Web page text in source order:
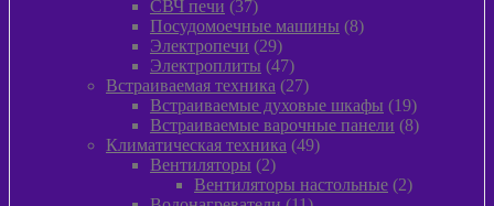
СВЧ печи 3737
товаров
Посудомоечные машины 88
Электропечи 2929
товаров
Электроплиты 4747
товаров
Встраиваемая техника 2727
товаров
Встраиваемые духовые шкафы 1919
товаров
Встраиваемые варочные панели 88
Климатическая техника 4949
Вентиляторы 22
товара
Вентиляторы настольные 22